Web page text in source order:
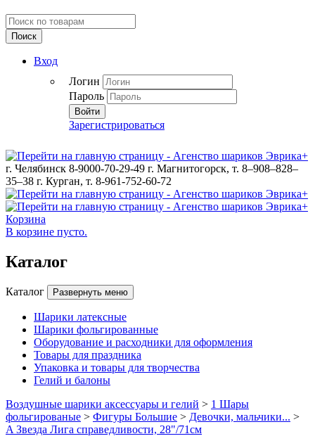
Поиск
Вход
Логин
Пароль
Войти
Зарегистрироваться
г. Челябинск 8-9000-70-29-49 г. Магнитогорск, т. 8–908–828–
35–38 г. Курган, т. 8-961-752-60-72
Корзина
В корзине пусто.
Каталог
Каталог Развернуть меню
Шарики латексные
Шарики фольгированные
Оборудование и расходники для оформления
Товары для праздника
Упаковка и товары для творчества
Гелий и балоны
Воздушные шарики аксессуары и гелий > 1 Шары
фольгированые > Фигуры Большие > Девочки, мальчики... >
A Звезда Лига справедливости, 28"/71см